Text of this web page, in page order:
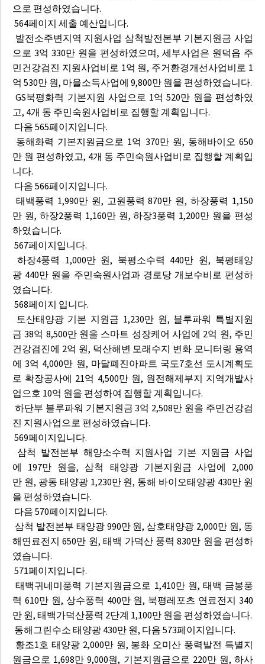
으로 편성하였습니다.
564페이지 세출 예산입니다.
발전소주변지역 지원사업 삼척발전본부 기본지원금 사업
으로 3억 330만 원을 편성하였으며, 세부사업은 원덕읍 주
민건강검진 지원사업비로 1억 원, 주거환경개선사업비로 1
억 530만 원, 마을소득사업에 9,800만 원을 편성하였습니다.
GS북평화력 기본지원 사업으로 1억 520만 원을 편성하였
고, 4개 동 주민숙원사업비로 집행할 계획입니다.
다음 565페이지입니다.
동해화력 기본지원금으로 1억 370만 원, 동해바이오 650
만 원 편성하였고, 4개 동 주민숙원사업비로 집행할 계획입
니다.
다음 566페이지입니다.
태백풍력 1,990만 원, 고원풍력 870만 원, 하장풍력 1,150
만 원, 하장2풍력 1,160만 원, 하장3풍력 1,200만 원을 편성
하였습니다.
567페이지입니다.
하장4풍력 1,000만 원, 북평소수력 440만 원, 북평태양
광 440만 원을 주민숙원사업과 경로당 개보수비로 편성하
였습니다.
568페이지 입니다.
토산태양광 기본 지원금 1,230만 원, 블루파워 특별지원
금 38억 8,500만 원을 스마트 성장케어 사업에 2억 원, 주민
건강검진에 2억 원, 덕산해변 모래수지 변화 모니터링 용역
에 3억 4,000만 원, 마달폐진아파트 국도7호선 도시계획도
로 확장공사에 21억 4,500만 원, 원전해제부지 지역개발사
업으호 10억 원을 편성하여 집행할 계획입니다.
하단부 블루파워 기본지원금 3억 2,508만 원을 주민건강검
진 지원사업으로 편성하였습니다.
569페이지입니다.
삼척 발전본부 해양소수력 지원사업 기본 지원금 사업
에 197만 원을, 삼척 태양광 기본지원금 사업에 2,000
만 원, 광동 태양광 1,230만 원, 동해 바이오태양광 430만 원
을 편성하였습니다.
다음 570페이지입니다.
삼척 발전본부 태양광 990만 원, 삼호태양광 2,000만 원, 동
해연료전지 650만 원, 태백 가덕산 풍력 830만 원을 편성하
였습니다.
571페이지입니다.
태백귀네미풍력 기본지원금으로 1,410만 원, 태백 금봉풍
력 610만 원, 상수풍력 400만 원, 북평레포츠 연료전지 340
만 원, 태백가덕산풍력 2단계 1,100만 원을 편성하였습니다.
동해그린수소 태양광 430만 원, 다음 573페이지입니다.
황조1호 태양광 2,000만 원, 봉화 오미산 풍력발전 특별지
원금으로 1,698만 9,000원, 기본지원금으로 220만 원, 하사